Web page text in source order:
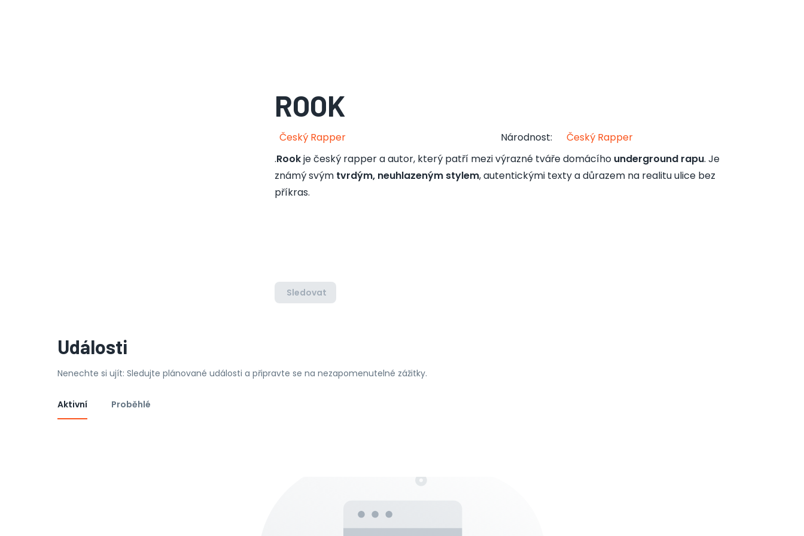
ROOK
Český Rapper Národnost:
Český Rapper
.Rookje český rapper a autor, který patří mezi výrazné tváře domácího underground rapu. Je
známý svým tvrdým, neuhlazeným stylem, autentickými texty a důrazem na realitu ulice bez
příkras.
Sledovat
Události
Nenechte si ujít: Sledujte plánované události a připravte se na nezapomenutelné zážitky.
Aktivní Proběhlé